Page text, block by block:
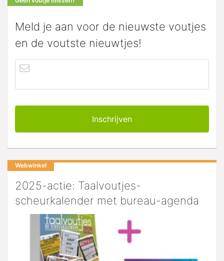
Meld je aan voor de nieuwste voutjes
en de voutste nieuwtjes!
Webwinkel
2025-actie: Taalvoutjes-
scheurkalender met bureau-agenda